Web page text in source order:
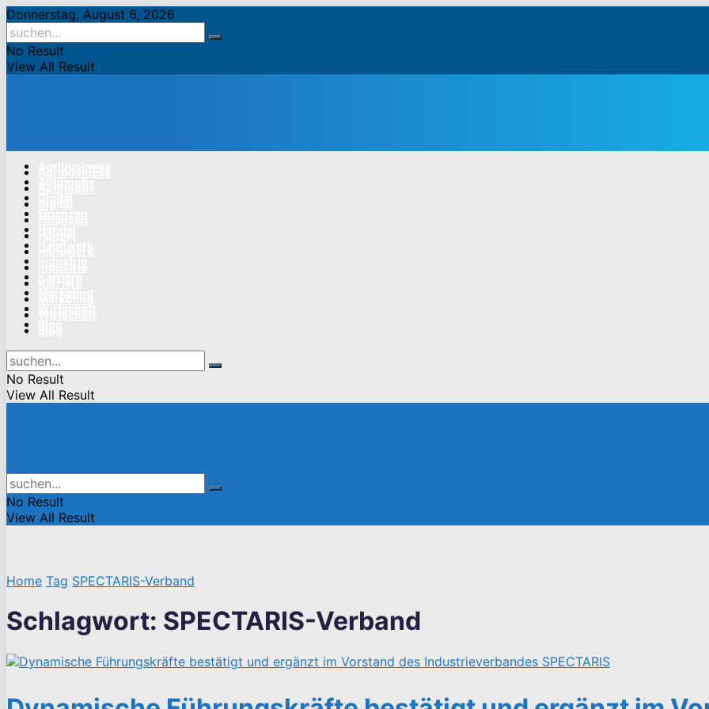
Donnerstag, August 6, 2026
No Result
View All Result
No Result
View All Result
No Result
View All Result
Home Tag SPECTARIS-Verband
Schlagwort: SPECTARIS-Verband